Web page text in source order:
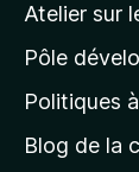
p
a
g
d
Atelier sur
Pôle
Politiques
Blog de la